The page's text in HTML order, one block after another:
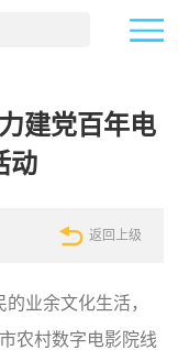
建党百年电
动
返回上级
业余文化生活，
农村数字电影院线